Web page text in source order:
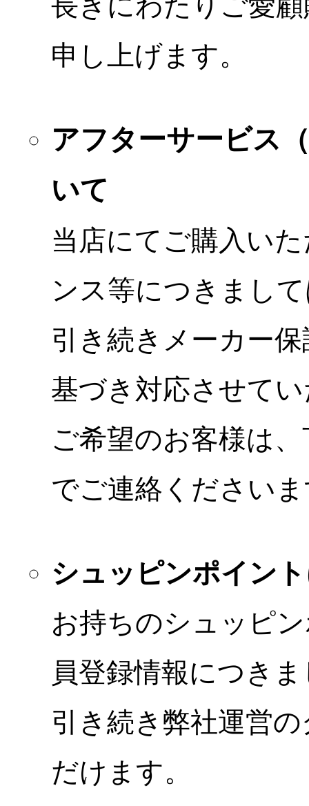
申し上げます。
アフターサービス
いて
当店にてご購入い
ンス等につきまし
引き続きメーカー
基づき対応させて
ご希望のお客様は
でご連絡ください
シュッピンポイン
お持ちのシュッピ
員登録情報につき
引き続き弊社運営
だけます。